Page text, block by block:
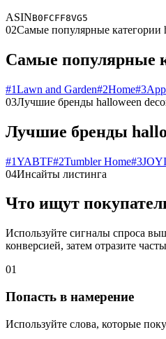
ASINB0FCFF8VG5
02Самые популярные категории
Самые популярные
#1Lawn and Garden#2Home#3
03Лучшие бренды halloween
Лучшие бренды
#1YABTF#2Tumbler Home#3
04Инсайты листинга
Что ищут
Используйте сигналы спроса
конверсией, затем отразите
01
Попасть в намерение
Используйте слова, которые